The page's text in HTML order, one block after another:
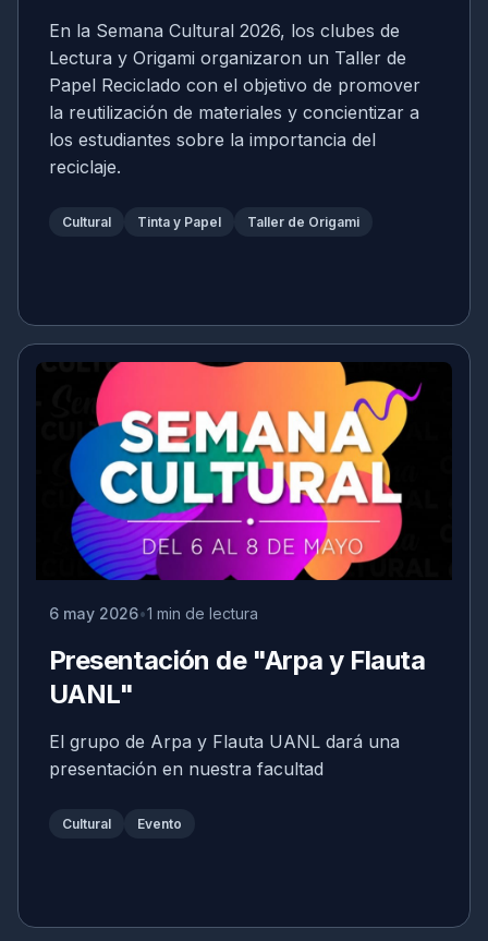
En la Semana Cultural 2026, los clubes de
Lectura y Origami organizaron un Taller de
Papel Reciclado con el objetivo de promover
la reutilización de materiales y concientizar a
los estudiantes sobre la importancia del
reciclaje.
Cultural Tinta y Papel Taller de Origami
6 may 2026 1 min de lectura
Presentación de "Arpa y Flauta
UANL"
El grupo de Arpa y Flauta UANL dará una
presentación en nuestra facultad
Cultural Evento